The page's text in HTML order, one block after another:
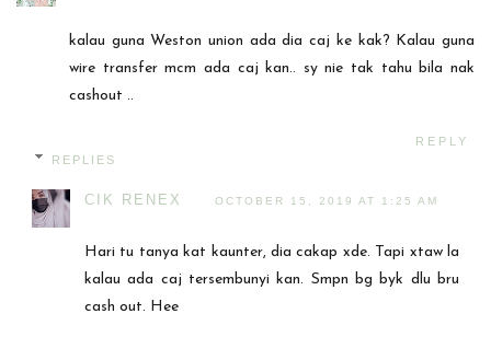
kalau guna Weston union ada dia caj ke kak? Kalau guna
wire transfer mcm ada caj kan.. sy nie tak tahu bila nak
cashout ..
REPLY
REPLIES
CIK RENEX OCTOBER 15, 2019 AT 1:25 AM
Hari tu tanya kat kaunter, dia cakap xde. Tapi xtaw la
kalau ada caj tersembunyi kan. Smpn bg byk dlu bru
cash out. Hee